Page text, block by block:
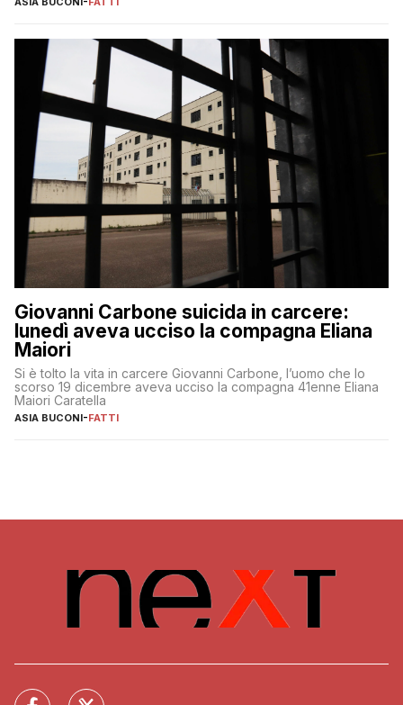
Giovanni Carbone suicida in carcere:
lunedì aveva ucciso la compagna Eliana
Maiori
Si è tolto la vita in carcere Giovanni Carbone, l’uomo che lo
scorso 19 dicembre aveva ucciso la compagna 41enne Eliana
Maiori Caratella
ASIA BUCONI-FATTI